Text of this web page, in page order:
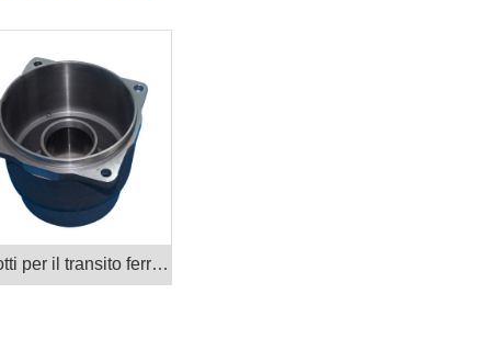
Prodotti per il transito ferroviario